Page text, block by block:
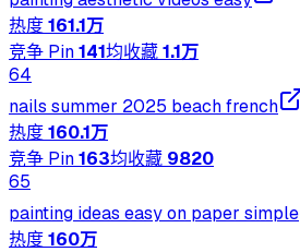
热度161.1万
竞争 Pin141均收藏1.1万
64
nails summer 2025 beach french
热度160.1万
竞争 Pin163均收藏 9820
65
painting ideas easy on paper simple
热度160万